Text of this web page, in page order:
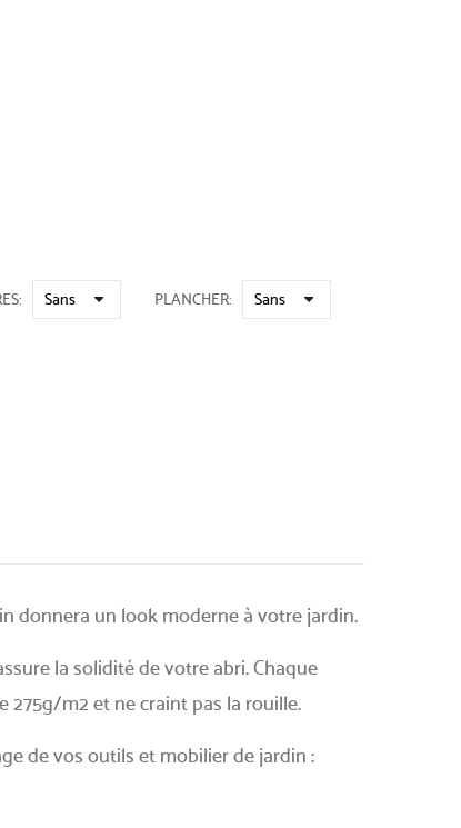
PLANCHER
donnera un look moderne à votre jardin.
la solidité de votre abri. Chaque
275g/m2 et ne craint pas la rouille.
de vos outils et mobilier de jardin :